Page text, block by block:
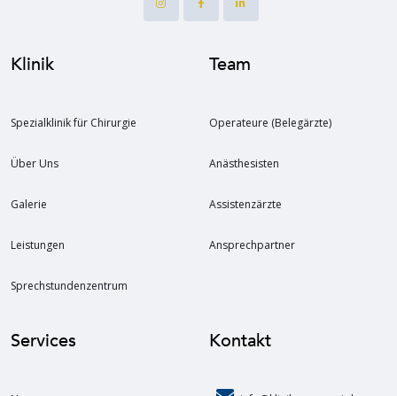
Klinik
Spezialklinik für Chirurgie
Über Uns
Galerie
Leistungen
Sprechstundenzentrum
Team
Operateure (Belegärzte)
Anästhesisten
Assistenzärzte
Ansprechpartner
Services Kontakt